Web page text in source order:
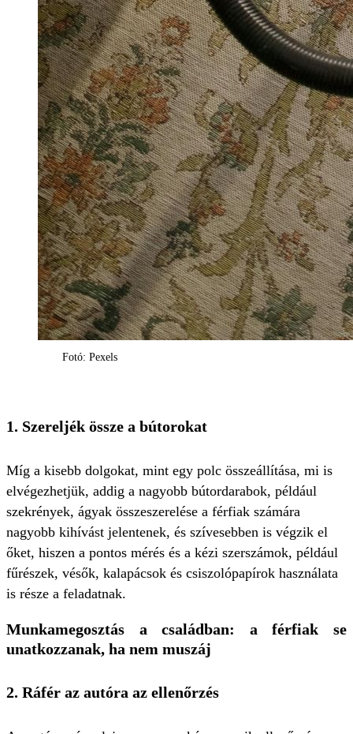
Fotó: Pexels
1. Szereljék össze a bútorokat
Míg a kisebb dolgokat, mint egy polc összeállítása, mi is
elvégezhetjük, addig a nagyobb bútordarabok, például
szekrények, ágyak összeszerelése a férfiak számára
nagyobb kihívást jelentenek, és szívesebben is végzik el
őket, hiszen a pontos mérés és a kézi szerszámok, például
fűrészek, vésők, kalapácsok és csiszolópapírok használata
is része a feladatnak.
Munkamegosztás a családban: a férfiak se
unatkozzanak, ha nem muszáj
2. Ráfér az autóra az ellenőrzés